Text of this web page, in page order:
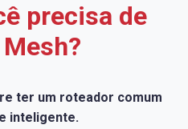
precisa de
ter um roteador comum
inteligente.